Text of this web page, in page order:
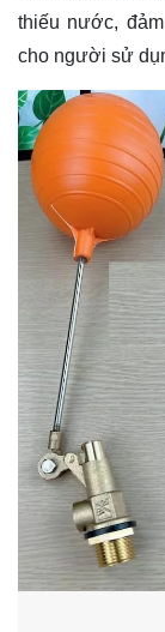
thiếu nước,
cho người sử